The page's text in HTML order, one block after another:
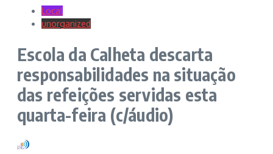
Local
unorganized
Escola da Calheta descarta
responsabilidades na situação
das refeições servidas esta
quarta-feira (c/áudio)